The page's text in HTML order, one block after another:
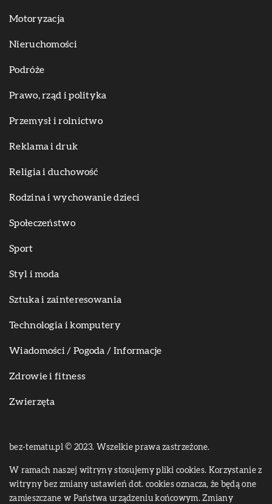
Motoryzacja
Nieruchomości
Podróże
Prawo, rząd i polityka
Przemysł i rolnictwo
Reklama i druk
Religia i duchowość
Rodzina i wychowanie dzieci
Społeczeństwo
Sport
Styl i moda
Sztuka i zainteresowania
Technologia i komputery
Wiadomości / Pogoda / Informacje
Zdrowie i fitness
Zwierzęta
bez-tematu.pl © 2023. Wszelkie prawa zastrzeżone.
W ramach naszej witryny stosujemy pliki cookies. Korzystanie z
witryny bez zmiany ustawień dot. cookies oznacza, że będą one
zamieszczane w Państwa urządzeniu końcowym. Zmiany